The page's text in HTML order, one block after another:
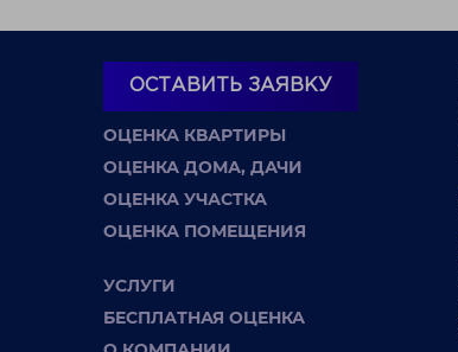
ОСТАВИТЬ ЗАЯВКУ
ОЦЕНКА КВАРТИРЫ
ОЦЕНКА ДОМА, ДАЧИ
ОЦЕНКА УЧАСТКА
ОЦЕНКА ПОМЕЩЕНИЯ
УСЛУГИ
БЕСПЛАТНАЯ ОЦЕНКА